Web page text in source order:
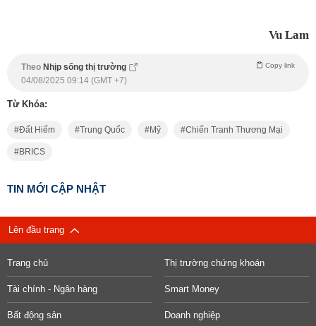
Vu Lam
Theo Nhịp sống thị trường Copy link
04/08/2025 09:14 (GMT +7)
Từ Khóa:
Đất Hiếm Trung Quốc Mỹ Chiến Tranh Thương Mại
BRICS
TIN MỚI CẬP NHẬT
Lên đầu trang
Trang chủ Thị trường chứng khoán
Tài chính - Ngân hàng Smart Money
Bất động sản Doanh nghiệp